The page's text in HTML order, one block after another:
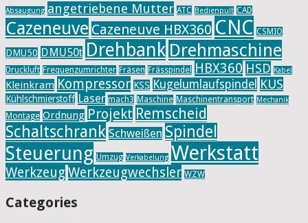
Absaugung angetriebene Mutter ATC Bedienpult CAD
Cazeneuve Cazeneuve HBX360 CNC CSMIO
DMU50 DMU50t Drehbank Drehmaschine
Druckluft Frequenzumrichter Fräsen Frässpindel HBX360 HSD Kabel
Kleinkram Kompressor KSS Kugelumlaufspindel KUS
Kühlschmierstoff Laser mach3 Maschine Maschinentransport Mechanik
Montage Ordnung Projekt Remscheid
Schaltschrank Schweißen Spindel
Steuerung Umzug Verkabelung Werkstatt
Werkzeug Werkzeugwechsler WZW
Categories